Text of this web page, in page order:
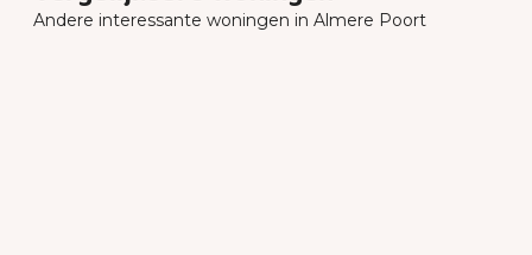
Andere interessante woningen in Almere Poort